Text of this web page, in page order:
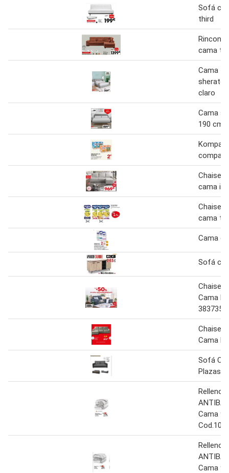
Sofá
third
cama
Cama
claro
Cama
190 cm
Chaise
cama
Chaise
cama
Cama
Sofá
Chaise
Cama
383735
Chaise
Cama
Sofá
Plazas
Relleno
Cama
Relleno
Cama